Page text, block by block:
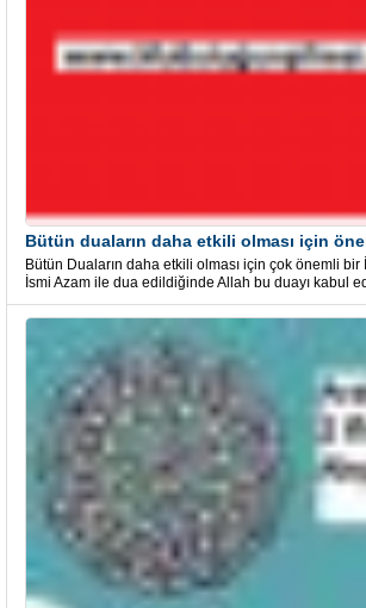
Bütün Duaların daha etkili olması için çok önemli bir
İsmi Azam ile dua edildiğinde Allah bu duayı kabul